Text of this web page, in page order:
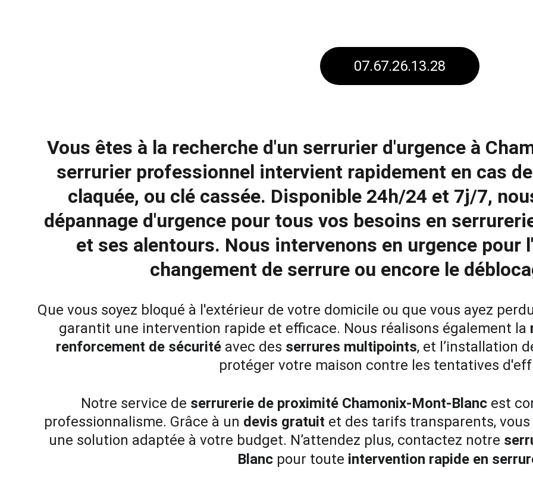
07.67.26.13.28
Vous êtes à la recherche d'un serrurier d'urgence à
serrurier professionnel intervient rapidement en cas
claquée, ou clé cassée. Disponible 24h/24 et 7j/7,
dépannage d'urgence pour tous vos besoins en
et ses alentours. Nous intervenons en urgence pour l'
changement de serrure ou encore le
Que vous soyez bloqué à l'extérieur de votre domicile ou que vous ayez
garantit une intervention rapide et efficace. Nous réalisons également la
renforcement de sécurité avec des serrures multipoints, et l’installation
protéger votre maison contre les tentatives
Notre service de serrurerie de proximité Chamonix-Mont-Blanc est
professionnalisme. Grâce à un devis gratuit et des tarifs transparents,
une solution adaptée à votre budget. N’attendez plus, contactez notre
Blanc pour toute intervention rapide en